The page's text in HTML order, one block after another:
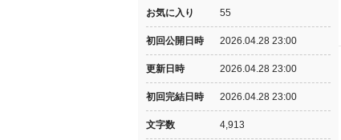
お気に入り 55
初回公開日時 2026.04.28 23:00
更新日時 2026.04.28 23:00
初回完結日時 2026.04.28 23:00
文字数 4,913